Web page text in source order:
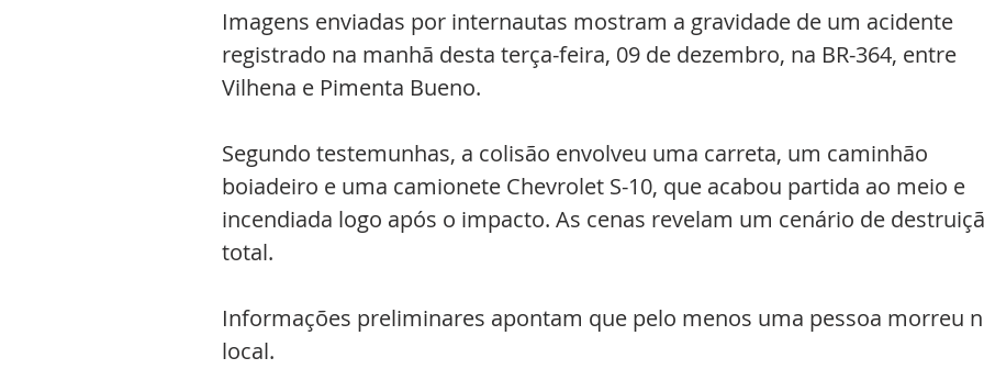
Imagens enviadas por internautas mostram a gravidade de um acidente
registrado na manhã desta terça-feira, 09 de dezembro, na BR-364, entre
Vilhena e Pimenta Bueno.
Segundo testemunhas, a colisão envolveu uma carreta, um caminhão
boiadeiro e uma camionete Chevrolet S-10, que acabou partida ao meio e
incendiada logo após o impacto. As cenas revelam um cenário de
total.
Informações preliminares apontam que pelo menos uma pessoa morreu
local.